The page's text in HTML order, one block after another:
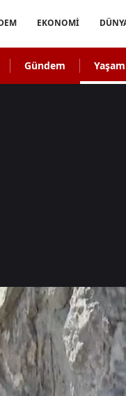
EKONOMİ
Gündem Yaşam